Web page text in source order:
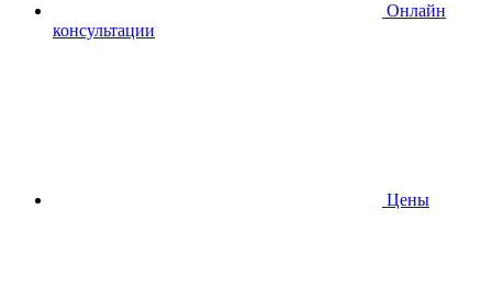
Онлайн
консультации
Цены